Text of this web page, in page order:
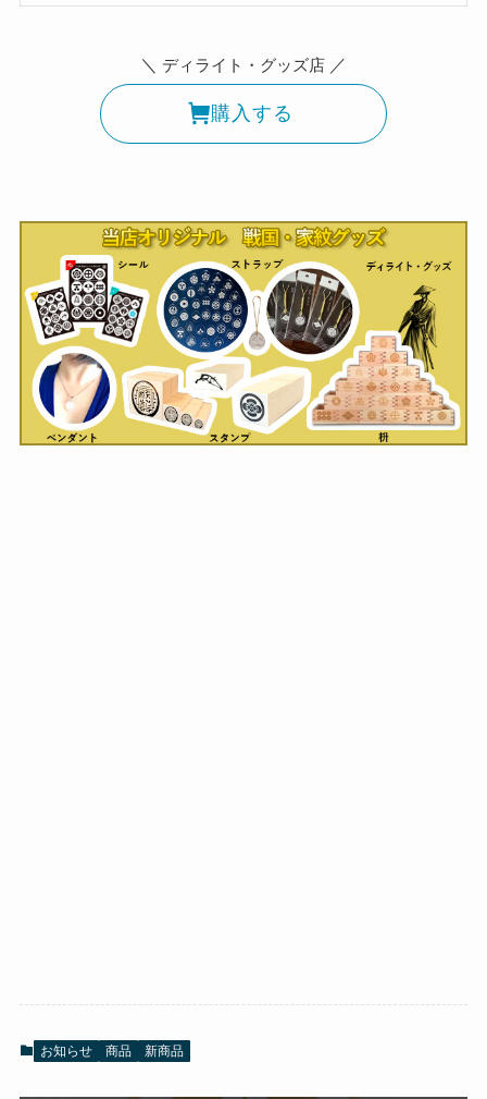
＼ ディライト・グッズ店 ／
購入する
お知らせ 商品 新商品